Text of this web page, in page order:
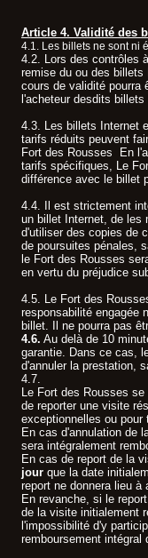
Article 4. Validité des
4.1. Les billets ne sont ni
4.2. Lors des contrôles
remise du ou des
cours de validité pourra
l'acheteur desdits billets
4.3. Les billets Internet
tarifs réduits peuvent
Fort des Rousses En
tarifs spécifiques, Le
différence avec le billet
4.4. Il est strictement
un billet Internet, de les
d'utiliser des copies de
de poursuites pénales,
le Fort des Rousses
en vertu du préjudice
4.5. Le Fort des
responsabilité engagée
billet. Il ne pourra pas
4.6. Au delà de 10
garantie. Dans ce cas,
d'annuler la prestation,
4.7.
Le Fort des Rousses
de reporter une visite
exceptionnelles ou
En cas d'annulation de
sera intégralement
En cas de report de la
jourque la date
report ne donnera lieu à
En revanche, si le
de la visite initialement
l'impossibilité d'y
remboursement intégral